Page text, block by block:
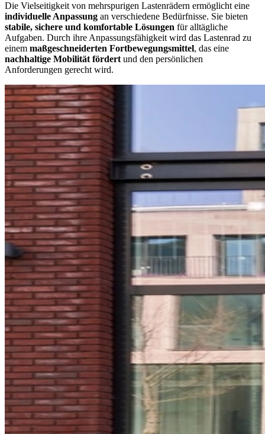
Die Vielseitigkeit von mehrspurigen Lastenrädern ermöglicht eine
individuelle Anpassung an verschiedene Bedürfnisse. Sie bieten
stabile, sichere und komfortable Lösungen für alltägliche
Aufgaben. Durch ihre Anpassungsfähigkeit wird das Lastenrad zu
einem maßgeschneiderten Fortbewegungsmittel, das eine
nachhaltige Mobilität fördertund den persönlichen
Anforderungen gerecht wird.